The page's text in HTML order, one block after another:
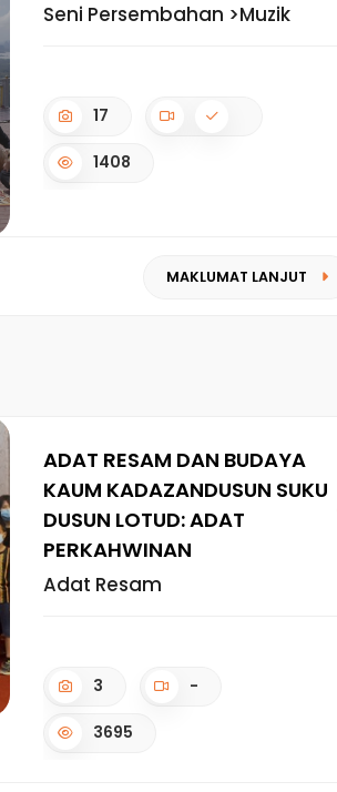
Seni Persembahan >Muzik
17
1408
MAKLUMAT LANJUT
ADAT RESAM DAN BUDAYA
KAUM KADAZANDUSUN SUKU
DUSUN LOTUD: ADAT
PERKAHWINAN
Adat Resam
3 -
3695